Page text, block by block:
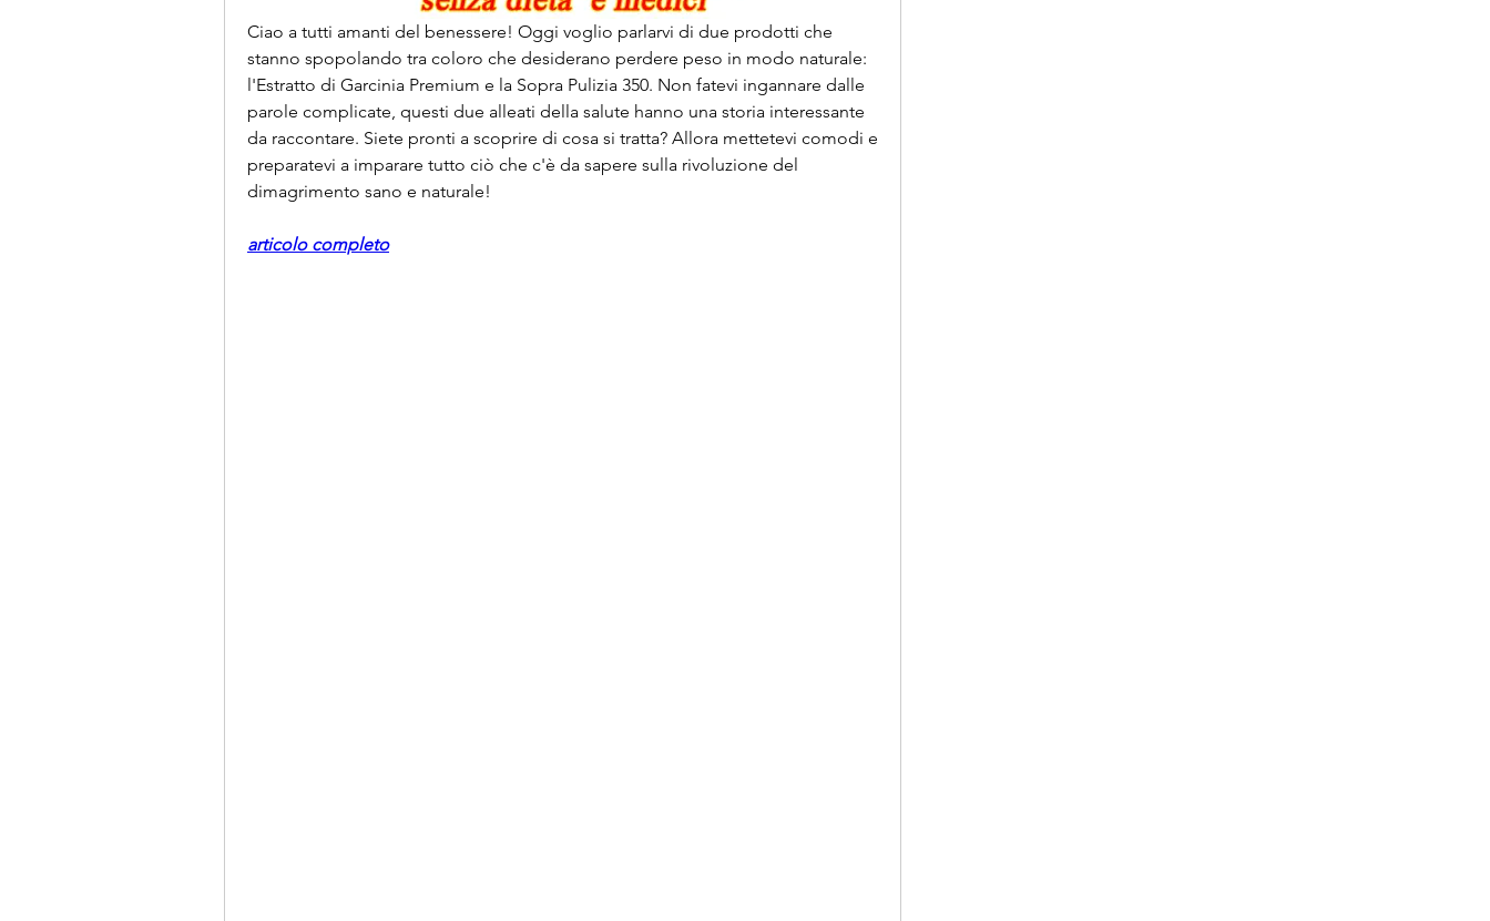
Ciao a tutti amanti del benessere! Oggi voglio parlarvi di due prodotti che
stanno spopolando tra coloro che desiderano perdere peso in modo naturale:
l'Estratto di Garcinia Premium e la Sopra Pulizia 350. Non fatevi ingannare dalle
parole complicate, questi due alleati della salute hanno una storia interessante
da raccontare. Siete pronti a scoprire di cosa si tratta? Allora mettetevi comodi e
preparatevi a imparare tutto ciò che c'è da sapere sulla rivoluzione del
dimagrimento sano e naturale!
articolo completo